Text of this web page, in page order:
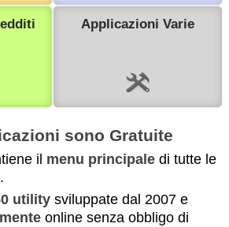
Applicazioni Varie
sono Gratuite
il menu principale di tutte le
utility sviluppate dal 2007 e
online senza obbligo di